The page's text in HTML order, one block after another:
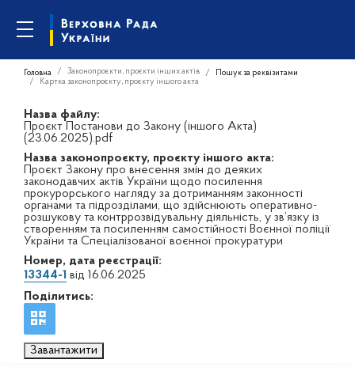
Головна Законопроєкти, проєкти інших актів
Пошук за реквізитами
Картка законопроєкту, проєкту іншого акта
Назва файлу:
Проєкт Постанови до Закону (іншого Акта)
(23.06.2025).pdf
Назва законопроєкту, проєкту іншого акта:
Проєкт Закону про внесення змін до деяких
законодавчих актів України щодо посилення
прокурорського нагляду за дотриманням законності
органами та підрозділами, що здійснюють оперативно-
розшукову та контррозвідувальну діяльність, у зв’язку із
створенням та посиленням самостійності Воєнної поліції
України та Спеціалізованої воєнної прокуратури
Номер, дата реєстрації:
13344-1 від 16.06.2025
Поділитись:
Завантажити